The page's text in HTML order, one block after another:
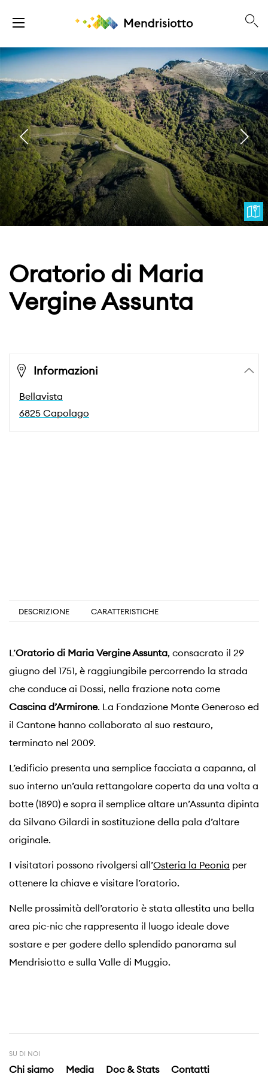
Oratorio di Maria
Vergine Assunta
Informazioni
Bellavista
6825 Capolago
DESCRIZIONE CARATTERISTICHE
L’Oratorio di Maria Vergine Assunta, consacrato il 29
giugno del 1751, è raggiungibile percorrendo la strada
che conduce ai Dossi, nella frazione nota come
Cascina d’Armirone. La Fondazione Monte Generoso ed
il Cantone hanno collaborato al suo restauro,
terminato nel 2009.
L’edificio presenta una semplice facciata a capanna, al
suo interno un’aula rettangolare coperta da una volta a
botte (1890) e sopra il semplice altare un’Assunta dipinta
da Silvano Gilardi in sostituzione della pala d’altare
originale.
I visitatori possono rivolgersi all’Osteria la Peonia per
ottenere la chiave e visitare l’oratorio.
Nelle prossimità dell’oratorio è stata allestita una bella
area pic-nic che rappresenta il luogo ideale dove
sostare e per godere dello splendido panorama sul
Mendrisiotto e sulla Valle di Muggio.
SU DI NOI
Chi siamo Media Doc & Stats
Contatti